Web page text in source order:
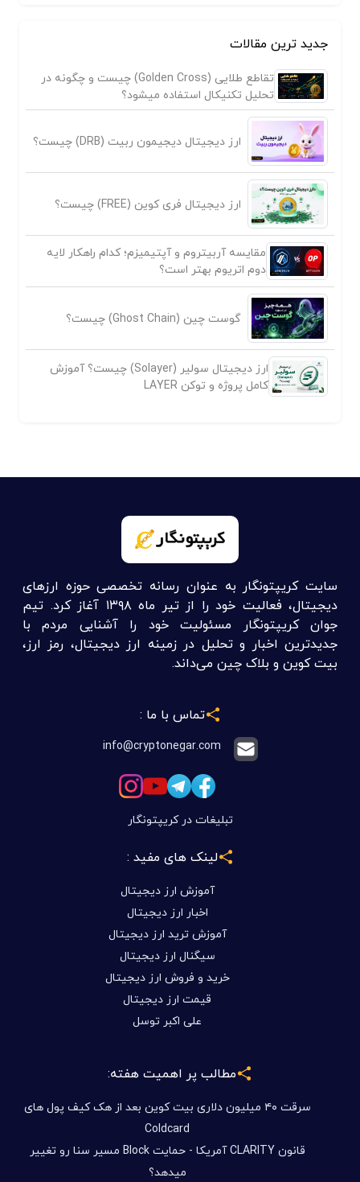
جدید ترین مقالات
تقاطع طلایی (Golden Cross) چیست و چگونه در
تحلیل تکنیکال استفاده میشود؟
ارز دیجیتال دیجیمون ربیت (DRB) چیست؟
ارز دیجیتال فری کوین (FREE) چیست؟
مقایسه آربیتروم و آپتیمیزم؛ کدام راهکار لایه
دوم اتریوم بهتر است؟
گوست چین (Ghost Chain) چیست؟
ارز دیجیتال سولیر (Solayer) چیست؟ آموزش
کامل پروژه و توکن LAYER
سایت کریپتونگار به عنوان رسانه تخصصی حوزه ارزهای
دیجیتال، فعالیت خود را از تیر ماه ۱۳۹۸ آغاز کرد. تیم
جوان کریپتونگار مسئولیت خود را آشنایی مردم با
جدیدترین اخبار و تحلیل در زمینه ارز دیجیتال، رمز ارز،
بیت کوین و بلاک چین می‌داند.
تماس با ما :
info@cryptonegar.com
تبلیغات در کریپتونگار
لینک های مفید :
آموزش ارز دیجیتال
اخبار ارز دیجیتال
آموزش ترید ارز دیجیتال
سیگنال ارز دیجیتال
خرید و فروش ارز دیجیتال
قیمت ارز دیجیتال
علی اکبر توسل
مطالب پر اهمیت هفته:
سرقت ۴۰ میلیون دلاری بیت کوین بعد از هک کیف پول های
Coldcard
قانون CLARITY آمریکا - حمایت Block مسیر سنا رو تغییر
میدهد؟